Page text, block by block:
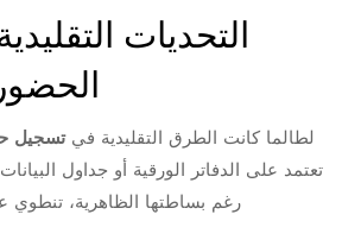
التحديات
لطالما كانت الطرق التقليدية فيتسجيل
تعتمد على الدفاتر الورقية أو جداول
رغم بساطتها الظاهرية، تنطوي